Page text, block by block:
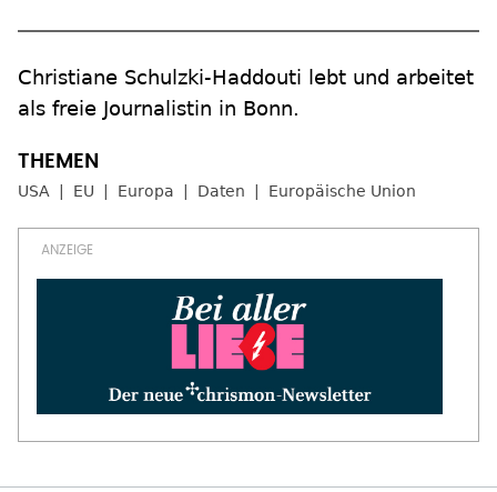
Christiane Schulzki-Haddouti lebt und arbeitet
als freie Journalistin in Bonn.
USA EU Europa Daten Europäische Union